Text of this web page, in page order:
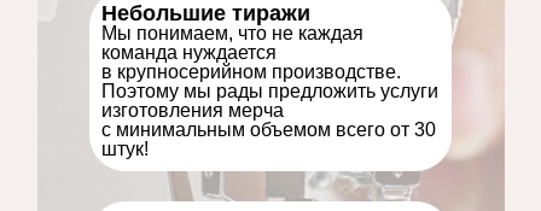
Небольшие тиражи
Мы понимаем, что не каждая
команда нуждается
в крупносерийном производстве.
Поэтому мы рады предложить услуги
изготовления мерча
с минимальным объемом всего от 30
штук!